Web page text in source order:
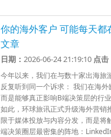
你的海外客户 可能每天都
文章
日期：2026-06-24 21:19:10 点击
今年以来，我们在与数十家出海旅
反复听到同一个诉求： 我们在海外
而是能够真正影响B端决策层的行
如此，环球旅讯正式升级海外营销
限于媒体投放与内容分发，而是将
端决策圈层最密集的阵地：